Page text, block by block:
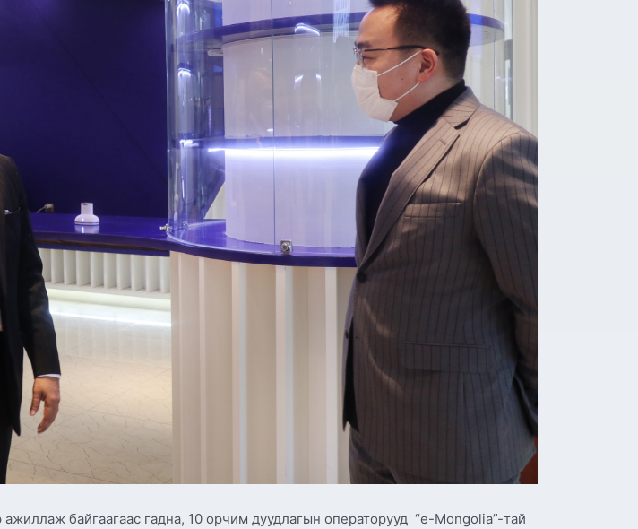
байгаагаас гадна, 10 орчим дуудлагын операторууд “e-Mongolia”-тай